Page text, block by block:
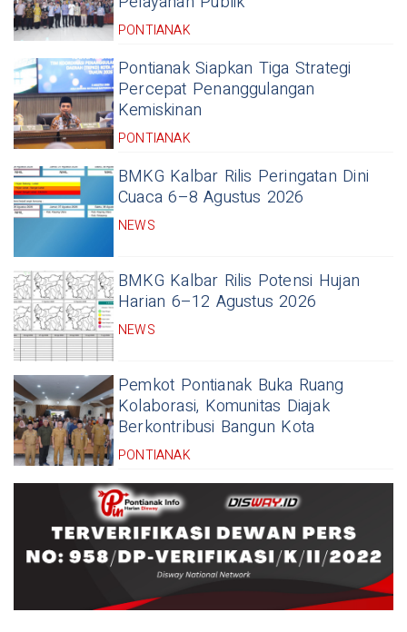
PONTIANAK
Pontianak Siapkan Tiga Strategi
Percepat Penanggulangan
Kemiskinan
PONTIANAK
BMKG Kalbar Rilis Peringatan Dini
Cuaca 6–8 Agustus 2026
NEWS
BMKG Kalbar Rilis Potensi Hujan
Harian 6–12 Agustus 2026
NEWS
Pemkot Pontianak Buka Ruang
Kolaborasi, Komunitas Diajak
Berkontribusi Bangun Kota
PONTIANAK